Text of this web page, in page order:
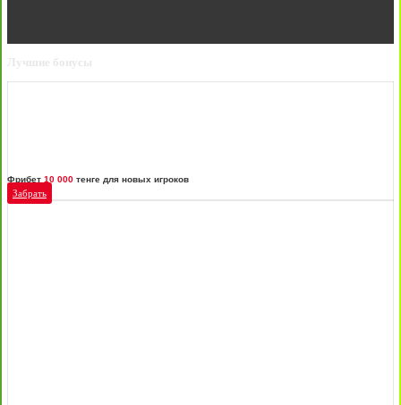
Лучшие бонусы
Фрибет 10 000 тенге для новых игроков
Забрать